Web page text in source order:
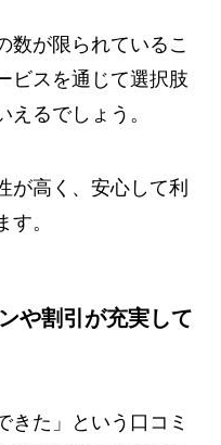
数が限られているこ
ビスを通じて選択肢
えるでしょう。
が高く、安心して利
す。
や割引が充実して
きた」という口コミ